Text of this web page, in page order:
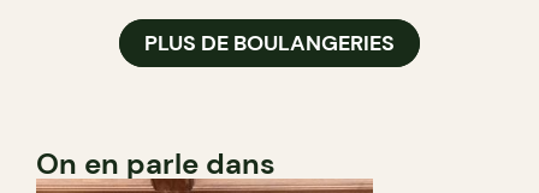
PLUS DE BOULANGERIES
On en parle dans